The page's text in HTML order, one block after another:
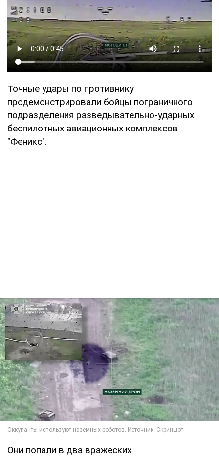
Точные удары по противнику
продемонстрировали бойцы пограничного
подразделения разведывательно-ударных
беспилотных авиационных комплексов
"Феникс".
Они попали в два вражеских